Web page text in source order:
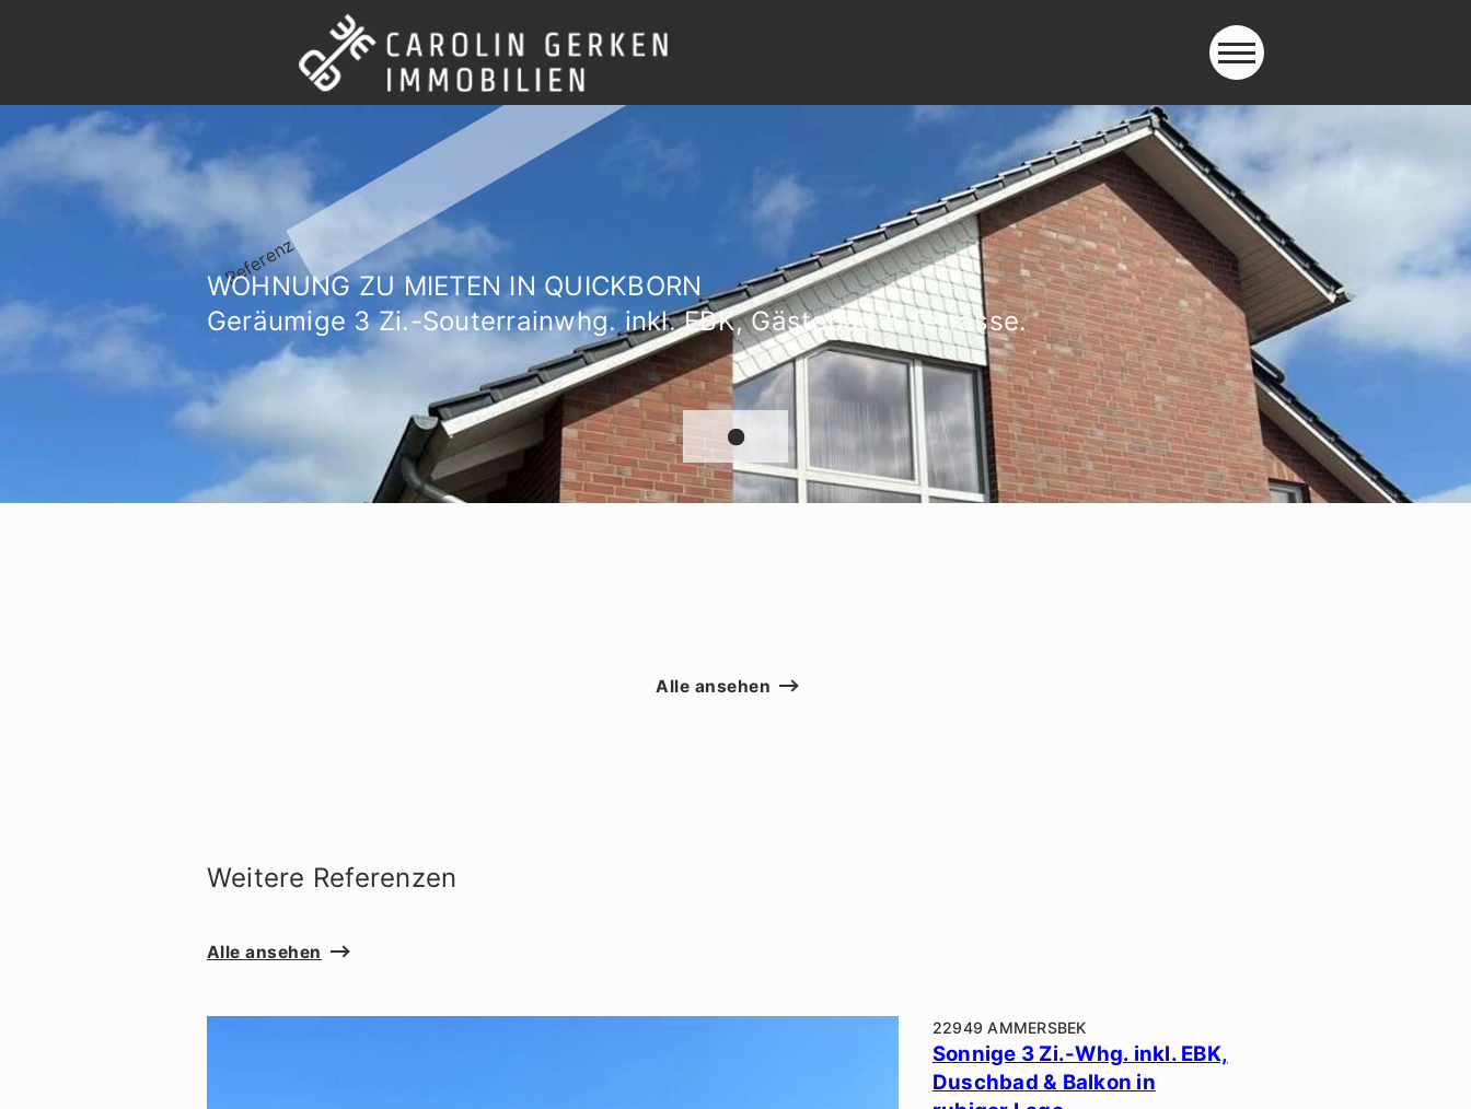
Kontakt aufnehmen
Referenz
WOHNUNG ZU MIETEN IN QUICKBORN
Geräumige 3 Zi.-Souterrainwhg. inkl. EBK, Gästebad & Terrasse.
Alle ansehen
Weitere Referenzen
Alle ansehen
22949 AMMERSBEK
Sonnige 3 Zi.-Whg. inkl. EBK,
Duschbad & Balkon in